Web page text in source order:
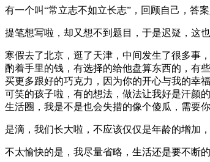
有一个叫“常立志不如立长志”，回顾自己，答
提笔想写啦，却又想不到题目，于是迟疑，这
寒假去了北京，逛了天津，中间发生了很多事
酌着手里的钱，有选择的给他盘算东西的，有
买更多跟好的巧克力，因为你的开心与我的幸
可笑的孩子啦，有的想法，做法让我好是汗颜
生活圈，我是不是也会失措的像个傻瓜，需要你
是滴，我们长大啦，不应该仅仅是年龄的增加
不太愉快的是，我尽量省略，生活还是要不断